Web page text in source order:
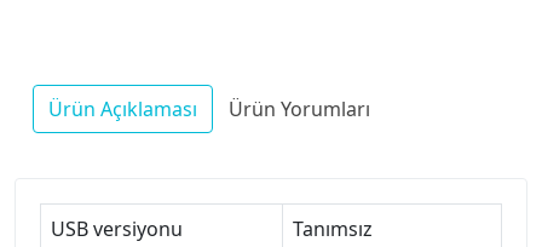
Ürün Açıklaması Ürün Yorumları
USB versiyonu
Tanımsız